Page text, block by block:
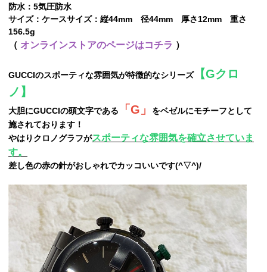
防水：5気圧防水
サイズ：ケースサイズ：縦44mm 径44mm 厚さ12mm 重さ
156.5g
（ オンラインストアのページはコチラ ）
GUCCIのスポーティな雰囲気が特徴的なシリーズ【Gクロ
ノ】
大胆にGUCCIの頭文字である 「G」
をベゼルにモチーフとして
施されております！
やはりクロノグラフがスポーティな雰囲気を確立させていま
す。
差し色の赤の針がおしゃれでカッコいいです(^▽^)/